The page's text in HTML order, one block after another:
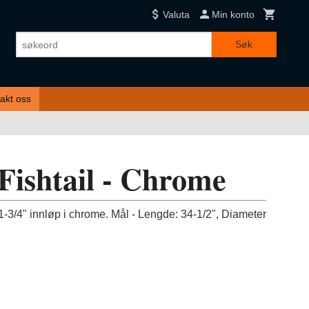
Valuta Min konto
Søk
oss
- Chrome
3/4" innløp i chrome. Mål - Lengde: 34-1/2", Diameter